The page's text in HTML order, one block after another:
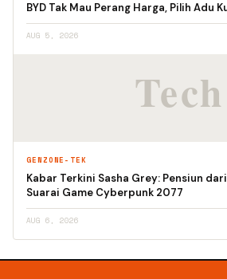
BYD Tak Mau Perang Harga, Pilih Adu
AUG 5, 2026
GENZONE-TEK
Kabar Terkini Sasha Grey: Pensiun
Suarai Game Cyberpunk 2077
AUG 6, 2026